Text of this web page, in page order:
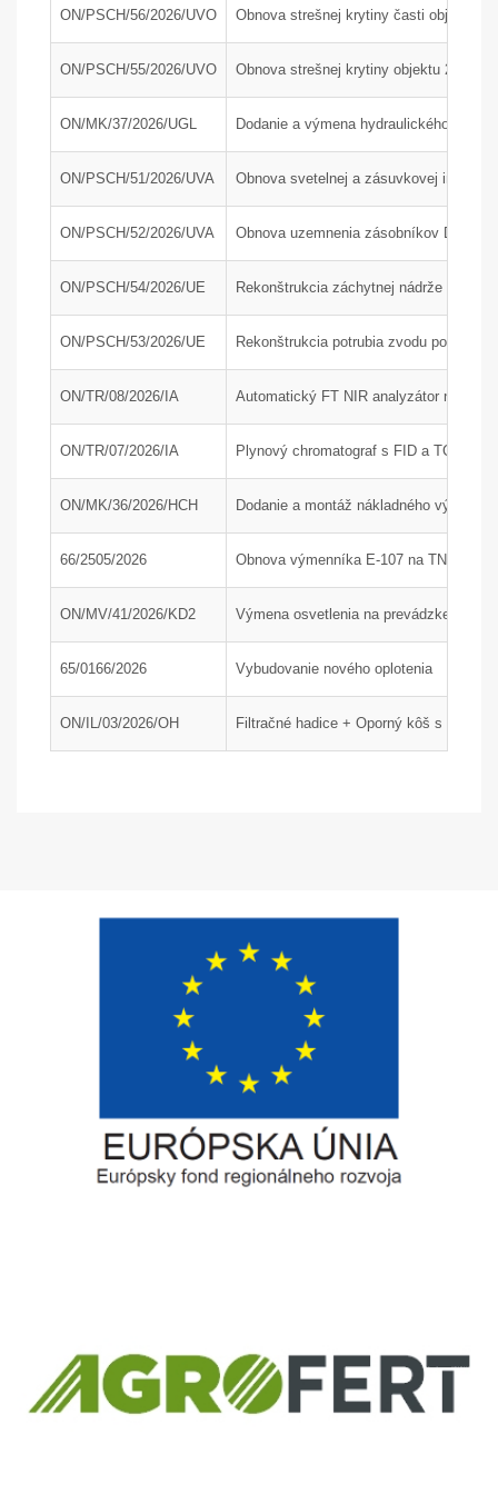
ON/PSCH/56/2026/UVO Obnova strešnej krytiny časti objektu
ON/PSCH/55/2026/UVO Obnova strešnej krytiny objektu 24-34
ON/MK/37/2026/UGL Dodanie a výmena hydraulického
ON/PSCH/51/2026/UVA Obnova svetelnej a zásuvkovej
ON/PSCH/52/2026/UVA Obnova uzemnenia zásobníkov DAM a
ON/PSCH/54/2026/UE Rekonštrukcia záchytnej nádrže J210
ON/PSCH/53/2026/UE Rekonštrukcia potrubia zvodu popola z
ON/TR/08/2026/IA Automatický FT NIR analyzátor na
ON/TR/07/2026/IA Plynový chromatograf s FID a TCD
ON/MK/36/2026/HCH Dodanie a montáž nákladného výťahu;
66/2505/2026 Obnova výmenníka E-107 na TN1, časť
ON/MV/41/2026/KD2 Výmena osvetlenia na prevádzke KD2
65/0166/2026 Vybudovanie nového oplotenia
ON/IL/03/2026/OH Filtračné hadice + Oporný kôš s dýzou